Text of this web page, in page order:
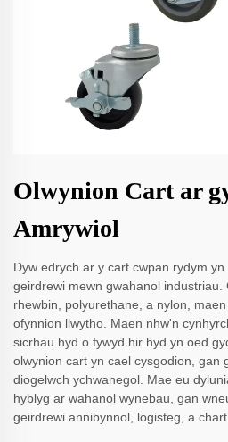
Olwynion Cart ar
Amrywiol
Dyw edrych ar y cart cwpan rydym
geirdrewi mewn gwahanol industriau.
rhewbin, polyurethane, a nylon,
ofynnion llwytho. Maen nhw'n
sicrhau hyd o fywyd hir hyd yn oed
olwynion cart yn cael cysgodion, gan
diogelwch ychwanegol. Mae eu
hyblyg ar wahanol wynebau, gan
geirdrewi annibynnol, logisteg, a chart